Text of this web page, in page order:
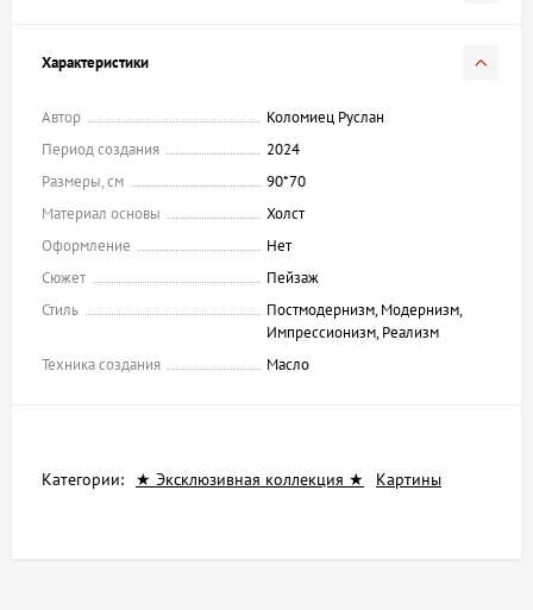
Характеристики
Автор
Коломиец Руслан
Период создания
2024
Размеры, см
90*70
Материал основы
Холст
Оформление
Нет
Сюжет
Пейзаж
Стиль
Постмодернизм, Модернизм,
Импрессионизм, Реализм
Техника создания
Масло
Категории: ★ Эксклюзивная коллекция ★ Картины